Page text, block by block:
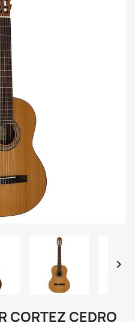

CORTEZ CEDRO